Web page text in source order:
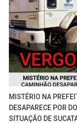
MISTÉRIO NA
DESAPARECE POR
SITUAÇÃO DE